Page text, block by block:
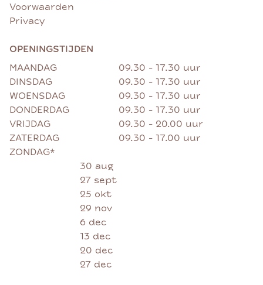
Voorwaarden
Privacy
OPENINGSTIJDEN
MAANDAG
09.30 - 17.30 uur
DINSDAG
09.30 - 17.30 uur
WOENSDAG
09.30 - 17.30 uur
DONDERDAG
09.30 - 17.30 uur
VRIJDAG
09.30 - 20.00 uur
ZATERDAG
09.30 - 17.00 uur
ZONDAG*
30 aug
27 sept
25 okt
29 nov
6 dec
13 dec
20 dec
27 dec